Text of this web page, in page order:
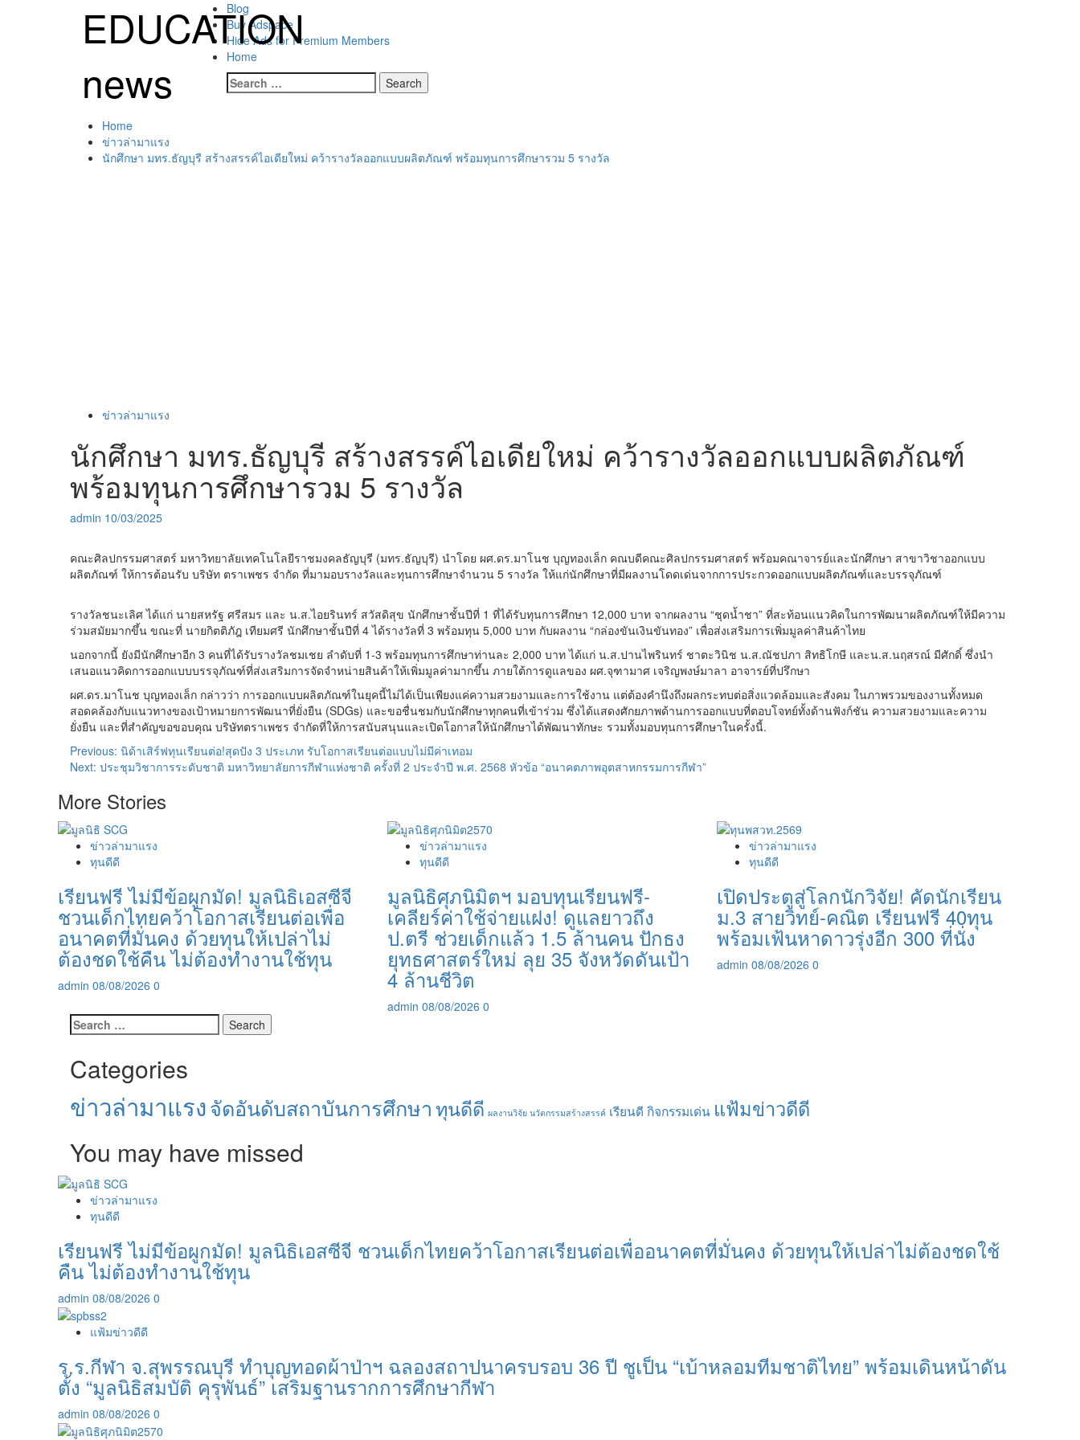
EDUCATION
news
Primary
Menu
Blog
Buy Adspace
Hide Ads for Premium Members
Home
Search
for:
Home
ข่าวล่ามาแรง
นักศึกษา มทร.ธัญบุรี สร้างสรรค์ไอเดียใหม่ คว้ารางวัลออกแบบผลิตภัณฑ์ พร้อมทุนการศึกษารวม 5 รางวัล
ข่าวล่ามาแรง
นักศึกษา มทร.ธัญบุรี สร้างสรรค์ไอเดียใหม่ คว้ารางวัลออกแบบผลิตภัณฑ์
พร้อมทุนการศึกษารวม 5 รางวัล
admin 10/03/2025
คณะศิลปกรรมศาสตร์ มหาวิทยาลัยเทคโนโลยีราชมงคลธัญบุรี (มทร.ธัญบุรี) นำโดย ผศ.ดร.มาโนช บุญทองเล็ก คณบดีคณะศิลปกรรมศาสตร์ พร้อมคณาจารย์และนักศึกษา สาขาวิชาออกแบบ
ผลิตภัณฑ์ ให้การต้อนรับ บริษัท ตราเพชร จำกัด ที่มามอบรางวัลและทุนการศึกษาจำนวน 5 รางวัล ให้แก่นักศึกษาที่มีผลงานโดดเด่นจากการประกวดออกแบบผลิตภัณฑ์และบรรจุภัณฑ์
รางวัลชนะเลิศ ได้แก่ นายสหรัฐ ศรีสมร และ น.ส.ไอยรินทร์ สวัสดิสุข นักศึกษาชั้นปีที่ 1 ที่ได้รับทุนการศึกษา 12,000 บาท จากผลงาน “ชุดน้ำชา” ที่สะท้อนแนวคิดในการพัฒนาผลิตภัณฑ์ให้มีความ
ร่วมสมัยมากขึ้น ขณะที่ นายกิตติภัฎ เทียมศรี นักศึกษาชั้นปีที่ 4 ได้รางวัลที่ 3 พร้อมทุน 5,000 บาท กับผลงาน “กล่องขันเงินขันทอง” เพื่อส่งเสริมการเพิ่มมูลค่าสินค้าไทย
นอกจากนี้ ยังมีนักศึกษาอีก 3 คนที่ได้รับรางวัลชมเชย ลำดับที่ 1-3 พร้อมทุนการศึกษาท่านละ 2,000 บาท ได้แก่ น.ส.ปานไพรินทร์ ชาตะวินิช น.ส.ณัชปภา สิทธิโกษี และน.ส.นฤสรณ์ มีศักดิ์ ซึ่งนำ
เสนอแนวคิดการออกแบบบรรจุภัณฑ์ที่ส่งเสริมการจัดจำหน่ายสินค้าให้เพิ่มมูลค่ามากขึ้น ภายใต้การดูแลของ ผศ.จุฑามาศ เจริญพงษ์มาลา อาจารย์ที่ปรึกษา
ผศ.ดร.มาโนช บุญทองเล็ก กล่าวว่า การออกแบบผลิตภัณฑ์ในยุคนี้ไม่ได้เป็นเพียงแค่ความสวยงามและการใช้งาน แต่ต้องคำนึงถึงผลกระทบต่อสิ่งแวดล้อมและสังคม ในภาพรวมของงานทั้งหมด
สอดคล้องกับแนวทางของเป้าหมายการพัฒนาที่ยั่งยืน (SDGs) และขอชื่นชมกับนักศึกษาทุกคนที่เข้าร่วม ซึ่งได้แสดงศักยภาพด้านการออกแบบที่ตอบโจทย์ทั้งด้านฟังก์ชัน ความสวยงามและความ
ยั่งยืน และที่สำคัญขอขอบคุณ บริษัทตราเพชร จำกัดที่ให้การสนับสนุนและเปิดโอกาสให้นักศึกษาได้พัฒนาทักษะ รวมทั้งมอบทุนการศึกษาในครั้งนี้.
Post
navigation
Previous: นิด้าเสิร์ฟทุนเรียนต่อ!สุดปัง 3 ประเภท รับโอกาสเรียนต่อแบบไม่มีค่าเทอม
Next: ประชุมวิชาการระดับชาติ มหาวิทยาลัยการกีฬาแห่งชาติ ครั้งที่ 2 ประจำปี พ.ศ. 2568 หัวข้อ “อนาคตภาพอุตสาหกรรมการกีฬา”
More Stories
ข่าวล่ามาแรง
ทุนดีดี
เรียนฟรี ไม่มีข้อผูกมัด! มูลนิธิเอสซีจี
ชวนเด็กไทยคว้าโอกาสเรียนต่อเพื่อ
อนาคตที่มั่นคง ด้วยทุนให้เปล่าไม่
ต้องชดใช้คืน ไม่ต้องทำงานใช้ทุน
admin 08/08/2026 0
ข่าวล่ามาแรง
ทุนดีดี
มูลนิธิศุภนิมิตฯ มอบทุนเรียนฟรี-
เคลียร์ค่าใช้จ่ายแฝง! ดูแลยาวถึง
ป.ตรี ช่วยเด็กแล้ว 1.5 ล้านคน ปักธง
ยุทธศาสตร์ใหม่ ลุย 35 จังหวัดดันเป้า
4 ล้านชีวิต
admin 08/08/2026 0
ข่าวล่ามาแรง
ทุนดีดี
เปิดประตูสู่โลกนักวิจัย! คัดนักเรียน
ม.3 สายวิทย์-คณิต เรียนฟรี 40ทุน
พร้อมเฟ้นหาดาวรุ่งอีก 300 ที่นั่ง
admin 08/08/2026 0
Search
for:
Categories
ข่าวล่ามาแรงจัดอันดับสถาบันการศึกษาทุนดีดี ผลงานวิจัย นวัตกรรมสร้างสรรค์ เรียนดี กิจกรรมเด่น แฟ้มข่าวดีดี
You may have missed
ข่าวล่ามาแรง
ทุนดีดี
เรียนฟรี ไม่มีข้อผูกมัด! มูลนิธิเอสซีจี ชวนเด็กไทยคว้าโอกาสเรียนต่อเพื่ออนาคตที่มั่นคง ด้วยทุนให้เปล่าไม่ต้องชดใช้
คืน ไม่ต้องทำงานใช้ทุน
admin 08/08/2026 0
แฟ้มข่าวดีดี
ร.ร.กีฬา จ.สุพรรณบุรี ทำบุญทอดผ้าป่าฯ ฉลองสถาปนาครบรอบ 36 ปี ชูเป็น “เบ้าหลอมทีมชาติไทย” พร้อมเดินหน้าดัน
ตั้ง “มูลนิธิสมบัติ คุรุพันธ์” เสริมฐานรากการศึกษากีฬา
admin 08/08/2026 0